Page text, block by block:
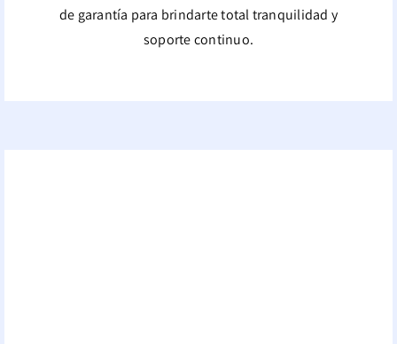
de garantía para brindarte total tranquilidad y
soporte continuo.